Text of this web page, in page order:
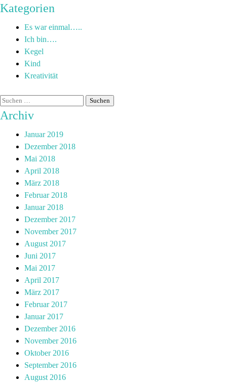
Kategorien
Es war einmal…..
Ich bin….
Kegel
Kind
Kreativität
Archiv
Januar 2019
Dezember 2018
Mai 2018
April 2018
März 2018
Februar 2018
Januar 2018
Dezember 2017
November 2017
August 2017
Juni 2017
Mai 2017
April 2017
März 2017
Februar 2017
Januar 2017
Dezember 2016
November 2016
Oktober 2016
September 2016
August 2016